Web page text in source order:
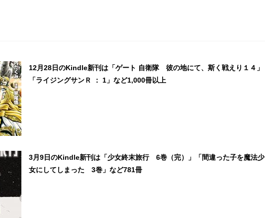
12月28日のKindle新刊は「ゲート 自衛隊 彼の地にて、斯く戦えり１４」
「ライジングサンＲ ： 1」など1,000冊以上
3月9日のKindle新刊は「少女終末旅行 6巻（完）」「間違った子を魔法少
女にしてしまった 3巻」など781冊